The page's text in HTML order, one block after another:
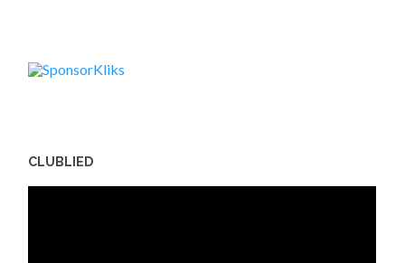
CLUBLIED